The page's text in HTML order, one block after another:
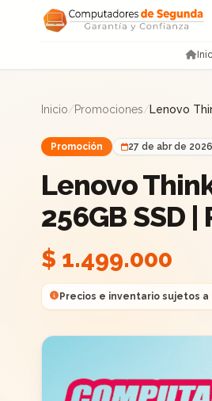
Saltar al contenido
Inicio/Promociones/Lenovo
Promoción 27 de abr de 2026
Lenovo
256GB SSD
$ 1.499.000
Precios e inventario sujetos a